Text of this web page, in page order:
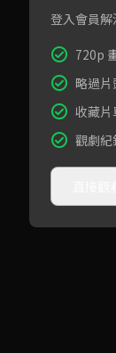
登入會員
720p
略過片
收藏片
觀劇紀